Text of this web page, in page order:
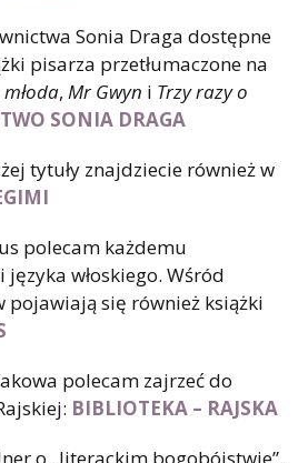
Sonia Draga dostępne
pisarza przetłumaczone na
, Mr Gwyn i Trzy razy o
SONIA DRAGA
tytuły znajdziecie również w
polecam każdemu
języka włoskiego. Wśród
pojawiają się również książki
polecam zajrzeć do
BIBLIOTEKA – RAJSKA
o „literackim bogobójstwie”,